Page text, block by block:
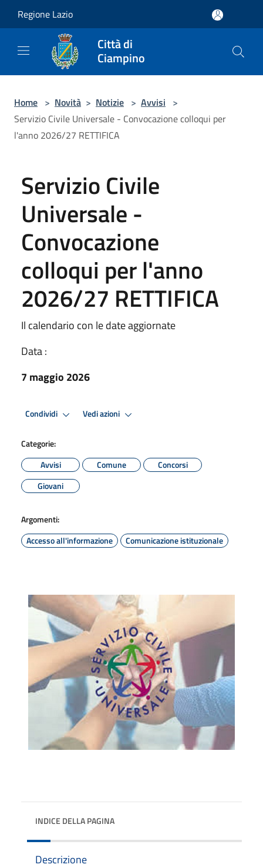
Regione Lazio
Città di
Ciampino
Home > Novità > Notizie > Avvisi >
Servizio Civile Universale - Convocazione colloqui per
l'anno 2026/27 RETTIFICA
Servizio Civile
Universale -
Convocazione
colloqui per l'anno
2026/27 RETTIFICA
Il calendario con le date aggiornate
Data :
7 maggio 2026
Condividi Vedi azioni
Categorie:
Avvisi
Comune
Concorsi
Giovani
Argomenti:
Accesso all'informazione
Comunicazione istituzionale
INDICE DELLA PAGINA
Descrizione